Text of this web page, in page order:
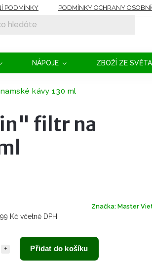
PODMÍNKY PODMÍNKY OCHRANY
NÁPOJE ZBOŽÍ ZE SVĚTA
kávy 130 ml
filtr na
Značka: Master
Kč včetně DPH
Přidat do košíku